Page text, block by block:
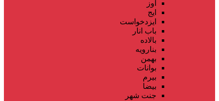
اوز
ایج
ایزدخواست
باب انار
بالاده
بنارویه
بهمن
بوانات
بیرم
بیضا
جنت شهر